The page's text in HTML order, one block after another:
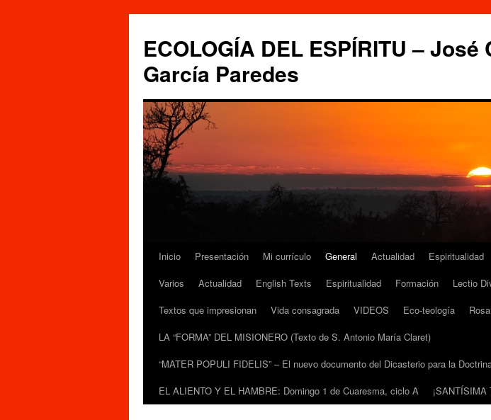
contenido
ECOLOGÍA DEL ESPÍRITU –
García Paredes
Inicio Presentación Mi currículo General Actualidad Espiritualidad
Varios
Actualidad English Texts Espiritualidad Formación Lectio
Textos que impresionan
Vida consagrada VIDEOS Eco-teología
LA “FORMA” DEL MISIONERO (Texto de S. Antonio María Claret)
“MATER POPULI FIDELIS” – El nuevo documento del Dicasterio para la
EL ALIENTO Y EL HAMBRE: Domingo 1 de Cuaresma, ciclo A